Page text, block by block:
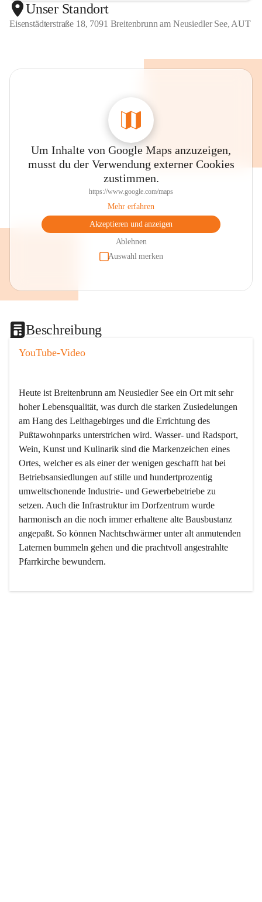
Unser Standort
Eisenstädterstraße 18, 7091 Breitenbrunn am Neusiedler See, AUT
Um Inhalte von Google Maps anzuzeigen,
musst du der Verwendung externer Cookies
zustimmen.
https://www.google.com/maps
Mehr erfahren
Akzeptieren und anzeigen
Ablehnen
Auswahl merken
Beschreibung
YouTube-Video
Heute ist Breitenbrunn am Neusiedler See ein Ort mit sehr
hoher Lebensqualität, was durch die starken Zusiedelungen
am Hang des Leithagebirges und die Errichtung des
Pußtawohnparks unterstrichen wird. Wasser- und Radsport,
Wein, Kunst und Kulinarik sind die Markenzeichen eines
Ortes, welcher es als einer der wenigen geschafft hat bei
Betriebsansiedlungen auf stille und hundertprozentig
umweltschonende Industrie- und Gewerbebetriebe zu
setzen. Auch die Infrastruktur im Dorfzentrum wurde
harmonisch an die noch immer erhaltene alte Bausbustanz
angepaßt. So können Nachtschwärmer unter alt anmutenden
Laternen bummeln gehen und die prachtvoll angestrahlte
Pfarrkirche bewundern.
Der Weinbau dominert heute nicht mehr, ist aber integrativer